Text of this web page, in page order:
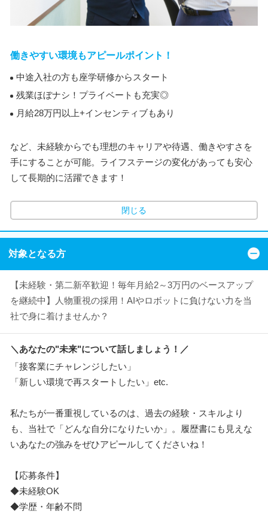
働きやすい環境もアピールポイント！
中途入社の方も座学研修からスタート
残業ほぼナシ！プライベートも充実◎
月給28万円以上+インセンティブもあり
など、未経験からでも理想のキャリアや待遇、働きやすさを
手にすることが可能。ライフステージの変化があっても安心
して長期的に活躍できます！
閉じる
対象となる方
【未経験・第二新卒歓迎！毎年月給2～3万円のベースアップ
を継続中】人物重視の採用！AIやロボットに負けない力を当
社で身に着けませんか？
＼あなたの"未来"について話しましょう！／
「接客業にチャレンジしたい」
「新しい環境で再スタートしたい」etc.
私たちが一番重視しているのは、過去の経験・スキルより
も、当社で「どんな自分になりたいか」。履歴書にも見えな
いあなたの強みをぜひアピールしてくださいね！
【応募条件】
◆未経験OK
◆学歴・年齢不問